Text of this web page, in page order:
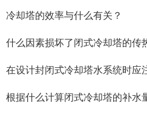
冷却塔的效率与什么有关？
什么因素损坏了闭式冷却塔的传
在设计封闭式冷却塔水系统时应
根据什么计算闭式冷却塔的补水